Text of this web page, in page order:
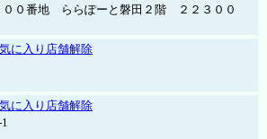
００番地 ららぽーと磐田２階 ２２３００
に入り店舗解除
に入り店舗解除